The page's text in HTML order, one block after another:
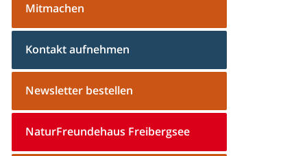
Mitmachen
Kontakt aufnehmen
Newsletter bestellen
NaturFreundehaus Freibergsee